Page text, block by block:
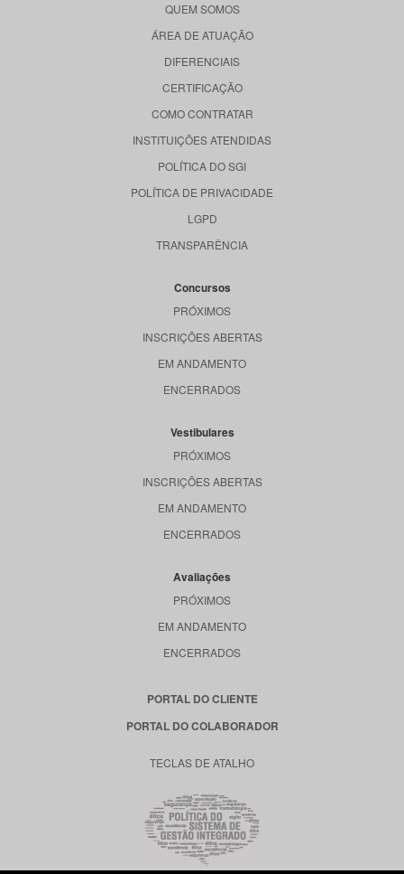
QUEM SOMOS
ÁREA DE ATUAÇÃO
DIFERENCIAIS
CERTIFICAÇÃO
COMO CONTRATAR
INSTITUIÇÕES ATENDIDAS
POLÍTICA DO SGI
POLÍTICA DE PRIVACIDADE
LGPD
TRANSPARÊNCIA
Concursos
PRÓXIMOS
INSCRIÇÕES ABERTAS
EM ANDAMENTO
ENCERRADOS
Vestibulares
PRÓXIMOS
INSCRIÇÕES ABERTAS
EM ANDAMENTO
ENCERRADOS
Avaliações
PRÓXIMOS
EM ANDAMENTO
ENCERRADOS
PORTAL DO CLIENTE
PORTAL DO COLABORADOR
TECLAS DE ATALHO